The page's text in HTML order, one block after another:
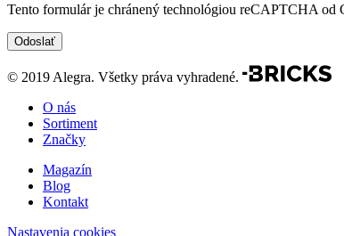
Tento formulár je chránený technológiou reCAPTCHA od
© 2019 Alegra. Všetky práva vyhradené.
O nás
Sortiment
Značky
Magazín
Blog
Kontakt
Nastavenia cookies